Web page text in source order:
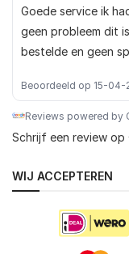
Goede service ik
geen probleem dit
bestelde en geen
Beoordeeld op 15-04-
Reviews powered by
Schrijf een review op
WIJ ACCEPTEREN